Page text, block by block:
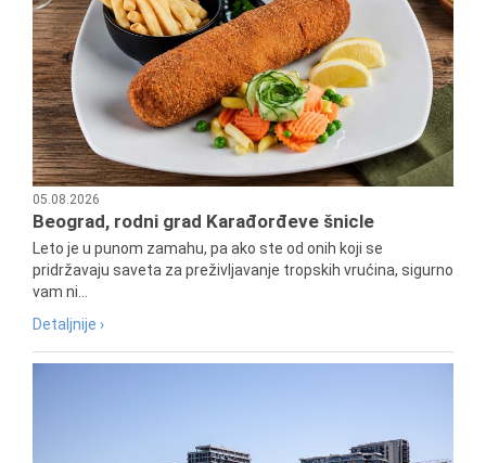
05.08.2026
Beograd, rodni grad Karađorđeve šnicle
Leto je u punom zamahu, pa ako ste od onih koji se
pridržavaju saveta za preživljavanje tropskih vrućina, sigurno
vam ni...
Detaljnije ›